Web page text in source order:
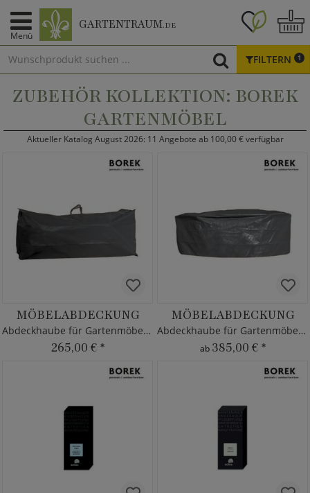
Menü
GARTENTRAUM.DE
FILTERN 1
ZUBEHÖR KOLLEKTION: BOREK
GARTENMÖBEL
Aktueller Katalog August 2026: 11 Angebote ab 100,00 € verfügbar
MÖBELABDECKUNG
Abdeckhaube für Gartenmöbel von Borek
265,00 € *
MÖBELABDECKUNG
Abdeckhaube für Gartenmöbel von Borek
ab 385,00 € *